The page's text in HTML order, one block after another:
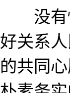
没有
好关系
的共同